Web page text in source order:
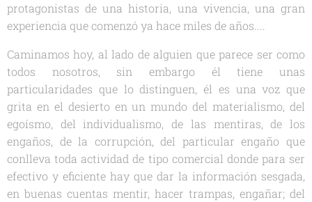
protagonistas de una historia, una vivencia, una gran
experiencia que comenzó ya hace miles de años....
Caminamos hoy, al lado de alguien que parece ser como
todos nosotros, sin embargo él tiene unas
particularidades que lo distinguen, él es una voz que
grita en el desierto en un mundo del materialismo, del
egoísmo, del individualismo, de las mentiras, de los
engaños, de la corrupción, del particular engaño que
conlleva toda actividad de tipo comercial donde para ser
efectivo y eficiente hay que dar la información sesgada,
en buenas cuentas mentir, hacer trampas, engañar; del